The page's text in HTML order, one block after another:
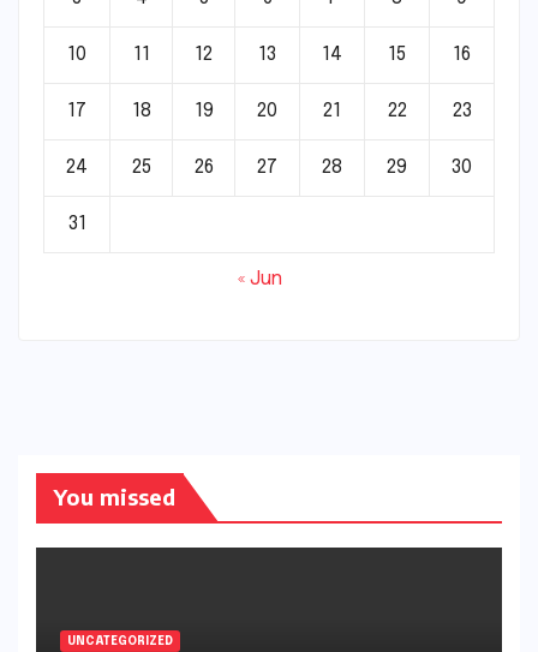
10 11 12 13 14 15 16
17 18 19 20 21 22 23
24 25 26 27 28 29 30
31
« Jun
You missed
UNCATEGORIZED